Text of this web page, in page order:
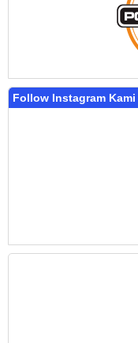
Follow Instagram Kami